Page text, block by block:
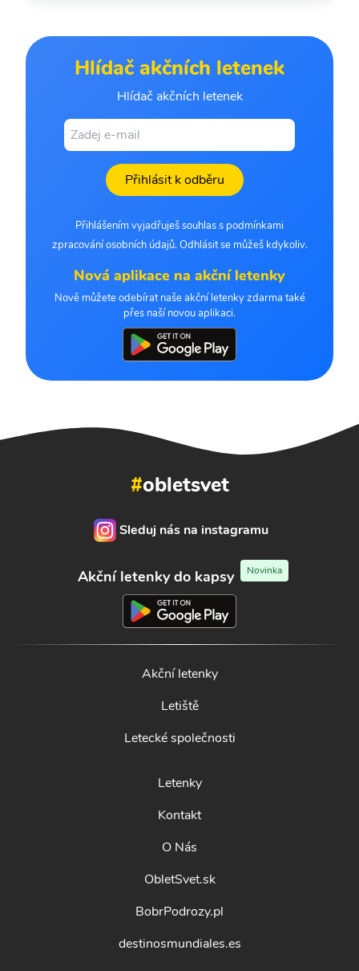
Hlídač akčních letenek
Hlídač akčních letenek
Přihlásit k odběru
Přihlášením vyjadřuješ souhlas s podmínkami
zpracování osobních údajů. Odhlásit se můžeš kdykoliv.
Nová aplikace na akční letenky
Nově můžete odebírat naše akční letenky zdarma také
přes naší novou aplikaci.
#obletsvet
Sleduj nás na instagramu
Akční letenky do kapsy Novinka
Akční letenky
Letiště
Letecké společnosti
Letenky
Kontakt
O Nás
ObletSvet.sk
BobrPodrozy.pl
destinosmundiales.es